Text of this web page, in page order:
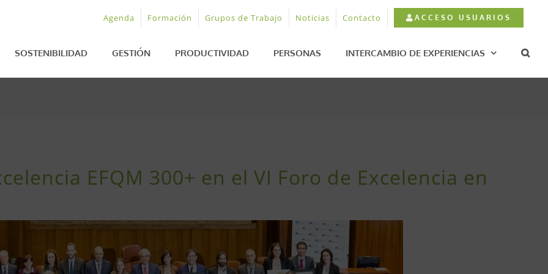
Agenda Formación Grupos de Trabajo Noticias Contacto ACCESO USUARIOS
SOSTENIBILIDAD GESTIÓN PRODUCTIVIDAD PERSONAS INTERCAMBIO DE EXPERIENCIAS
EFQM 300+ en el VI Foro de Excelencia en